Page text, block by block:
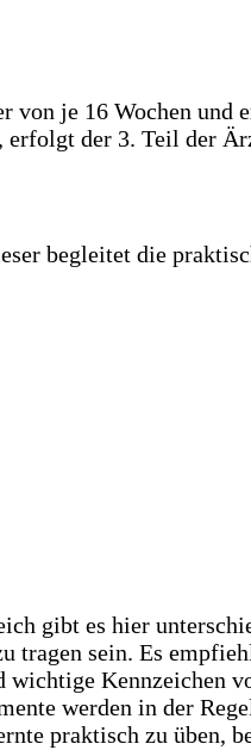
je 16 Wochen und
erfolgt der 3. Teil der
begleitet die
gibt es hier
tragen sein. Es
Kennzeichen
werden in der
praktisch zu üben,